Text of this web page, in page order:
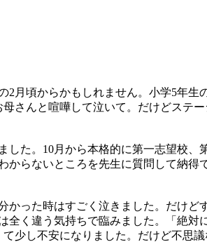
月頃からかもしれません。小学5年生
さんと喧嘩して泣いて。だけどステ
た。10月から本格的に第一志望校、
らないところを先生に質問して納得
かった時はすごく泣きました。だけど
く違う気持ちで臨みました。「絶対
少し不安になりました。だけど不思